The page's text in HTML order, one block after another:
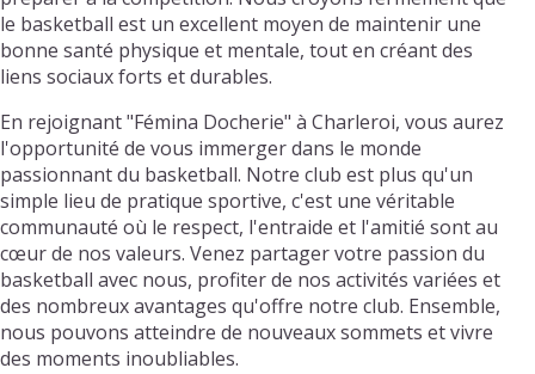
le basketball est un excellent moyen de maintenir une
bonne santé physique et mentale, tout en créant des
liens sociaux forts et durables.
En rejoignant "Fémina Docherie" à Charleroi, vous aurez
l'opportunité de vous immerger dans le monde
passionnant du basketball. Notre club est plus qu'un
simple lieu de pratique sportive, c'est une véritable
communauté où le respect, l'entraide et l'amitié sont au
cœur de nos valeurs. Venez partager votre passion du
basketball avec nous, profiter de nos activités variées et
des nombreux avantages qu'offre notre club. Ensemble,
nous pouvons atteindre de nouveaux sommets et vivre
des moments inoubliables.